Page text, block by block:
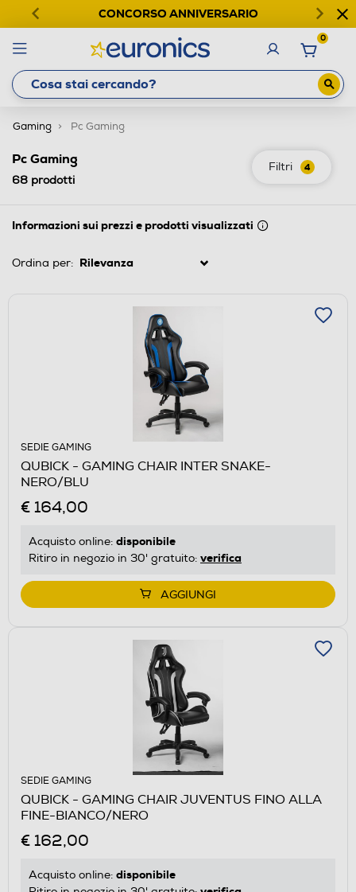
CONCORSO ANNIVERSARIO
0
Gaming Pc Gaming
Filtri 4
Pc Gaming
68 prodotti
Informazioni sui prezzi e prodotti visualizzati
Ordina per:
SEDIE GAMING
QUBICK - GAMING CHAIR INTER SNAKE-
NERO/BLU
€ 164,00
Acquisto online: disponibile
Ritiro in negozio in 30' gratuito: verifica
AGGIUNGI
SEDIE GAMING
QUBICK - GAMING CHAIR JUVENTUS FINO ALLA
FINE-BIANCO/NERO
€ 162,00
Acquisto online: disponibile